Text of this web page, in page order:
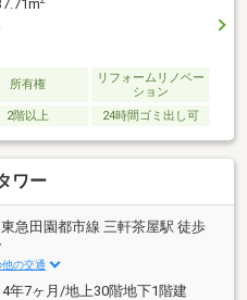
他】フローリング(リビング・
ーニング 他▼周辺環境・まい
徒歩4分(約260m)■ ご希望の住
ます ━━━━━・・・物件の詳
問い合わせください。
所有権
リフォームリノベー
ション
2階以上 24時間ゴミ出し可
ワー
東急田園都市線 三軒茶屋駅 徒歩
他の交通
年7ヶ月/地上30階地下1階建